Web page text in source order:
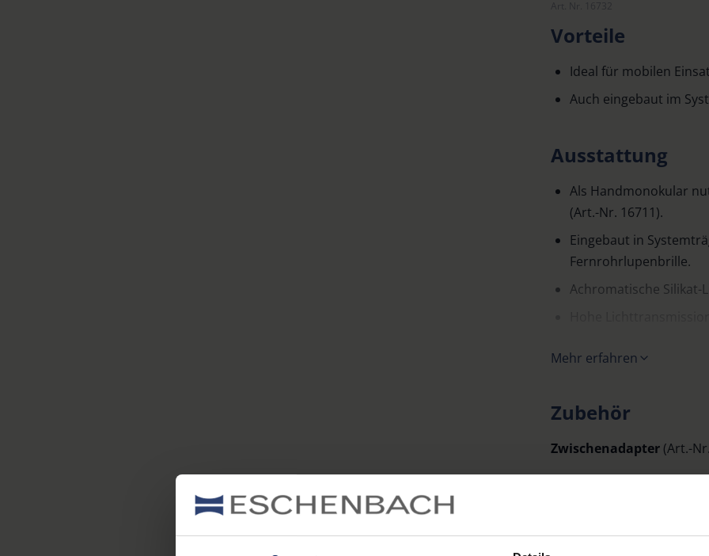
Vorteile
Ideal für mobilen
Auch eingebaut im
Ausstattung
Als Handmonokular
(Art.-Nr. 16711).
Eingebaut in
Fernrohrlupenbrille.
Achromatische
Aufstecklinsen Art.-Nr.
Im Lieferumfang
Kompatibel zu
Mehr erfahren
Zubehör
Zwischenadapter (Art.-
Mit diesem
16731 und 16732 mit